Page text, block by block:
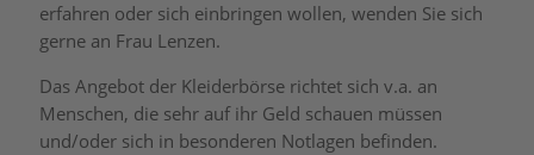
erfahren oder sich einbringen wollen, wenden Sie sich
gerne an Frau Lenzen.
Das Angebot der Kleiderbörse richtet sich v.a. an
Menschen, die sehr auf ihr Geld schauen müssen
und/oder sich in besonderen Notlagen befinden.